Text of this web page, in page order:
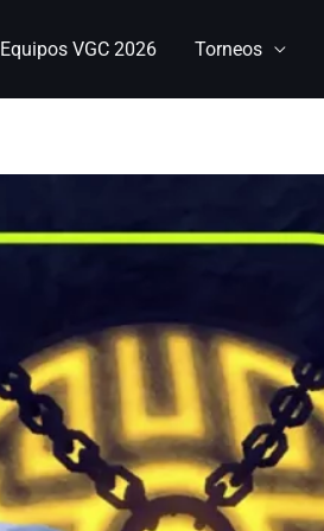
Equipos VGC 2026 Torneos